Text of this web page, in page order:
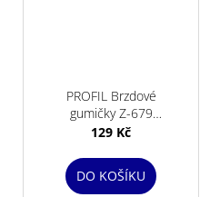
PROFIL Brzdové
gumičky Z-679
3směs
129 Kč
DO KOŠÍKU